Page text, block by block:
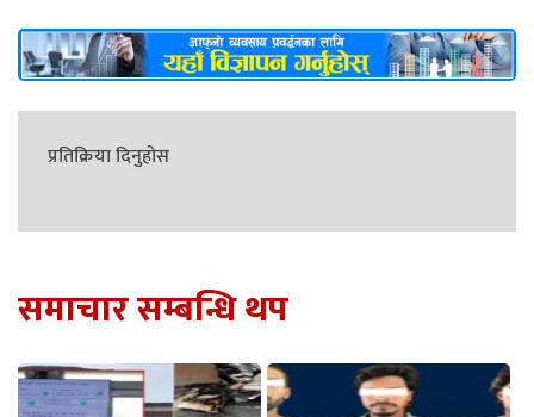
प्रतिक्रिया दिनुहोस
समाचार सम्बन्धि थप